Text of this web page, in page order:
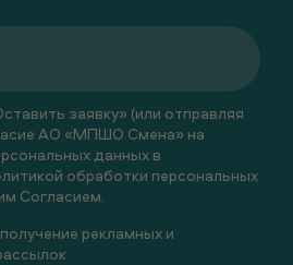
заявку» (или отправляя
АО «МПШО Смена» на
данных в
обработки персональных
Согласием.
рекламных и